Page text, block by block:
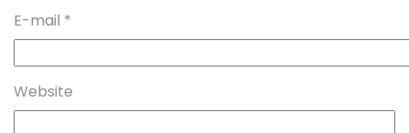
E-mail *
Website